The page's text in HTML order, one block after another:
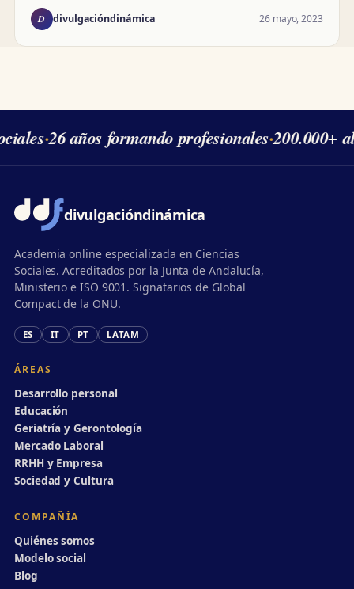
D divulgacióndinámica 26 mayo, 2023
·26 años formando profesionales·200.000+
divulgacióndinámica
Academia online especializada en Ciencias
Sociales. Acreditados por la Junta de Andalucía,
Ministerio e ISO 9001. Signatarios de Global
Compact de la ONU.
ES IT PT LATAM
ÁREAS
Desarrollo personal
Educación
Geriatría y Gerontología
Mercado Laboral
RRHH y Empresa
Sociedad y Cultura
COMPAÑÍA
Quiénes somos
Modelo social
Blog